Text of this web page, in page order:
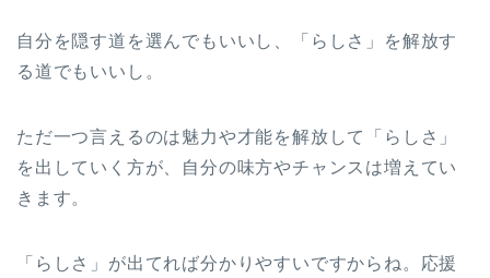
自分を隠す道を選んでもいいし、「らしさ」を解放す
る道でもいいし。
ただ一つ言えるのは魅力や才能を解放して「らしさ」
を出していく方が、自分の味方やチャンスは増えてい
きます。
「らしさ」が出てれば分かりやすいですからね。応援